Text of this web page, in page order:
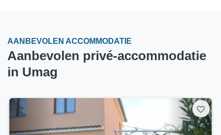
AANBEVOLEN ACCOMMODATIE
Aanbevolen privé-accommodatie
in Umag